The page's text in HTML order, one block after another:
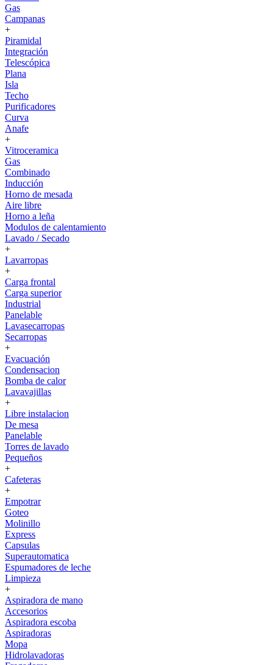
Gas
Campanas
+
Piramidal
Integración
Telescópica
Plana
Isla
Techo
Purificadores
Curva
Anafe
+
Vitroceramica
Gas
Combinado
Inducción
Horno de mesada
Aire libre
Horno a leña
Modulos de calentamiento
Lavado / Secado
+
Lavarropas
+
Carga frontal
Carga superior
Industrial
Panelable
Lavasecarropas
Secarropas
+
Evacuación
Condensacion
Bomba de calor
Lavavajillas
+
Libre instalacion
De mesa
Panelable
Torres de lavado
Pequeños
+
Cafeteras
+
Empotrar
Goteo
Molinillo
Express
Capsulas
Superautomatica
Espumadores de leche
Limpieza
+
Aspiradora de mano
Accesorios
Aspiradora escoba
Aspiradoras
Mopa
Hidrolavadoras